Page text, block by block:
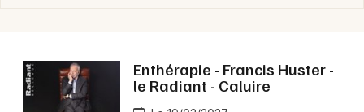
Enthérapie - Francis Huster -
le Radiant - Caluire